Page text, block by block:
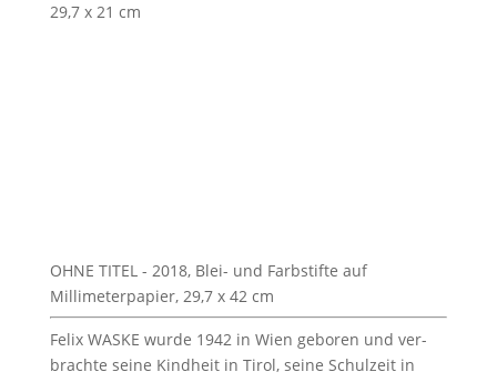
29,7 x 21 cm
OHNE TITEL - 2018, Blei- und Farbstifte auf
Millimeterpapier, 29,7 x 42 cm
Felix WASKE wurde 1942 in Wien geboren und ver­
brachte seine Kind­heit in Tirol, seine Schulzeit in